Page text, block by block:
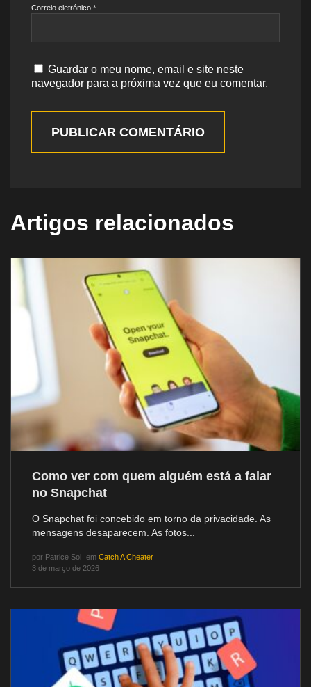
Correio eletrónico *
Guardar o meu nome, email e site neste
navegador para a próxima vez que eu comentar.
PUBLICAR COMENTÁRIO
Artigos relacionados
Como ver com quem alguém está a falar
no Snapchat
O Snapchat foi concebido em torno da privacidade. As
mensagens desaparecem. As fotos...
por Patrice Sol em Catch A Cheater
3 de março de 2026